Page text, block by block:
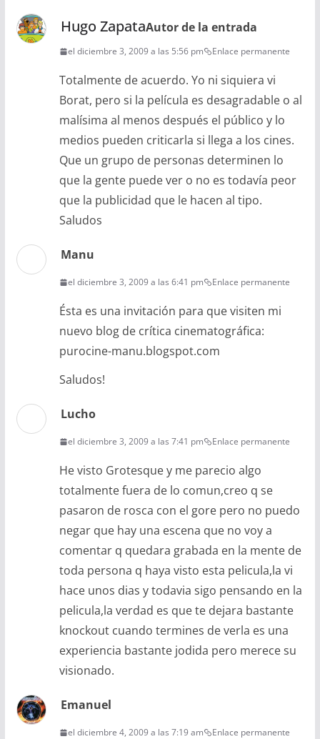
Hugo ZapataAutor de la entrada
el diciembre 3, 2009 a las 5:56 pm Enlace permanente
Totalmente de acuerdo. Yo ni siquiera vi
Borat, pero si la película es desagradable o al
malísima al menos después el público y lo
medios pueden criticarla si llega a los cines.
Que un grupo de personas determinen lo
que la gente puede ver o no es todavía peor
que la publicidad que le hacen al tipo.
Saludos
Manu
el diciembre 3, 2009 a las 6:41 pm Enlace permanente
Ésta es una invitación para que visiten mi
nuevo blog de crítica cinematográfica:
purocine-manu.blogspot.com
Saludos!
Lucho
el diciembre 3, 2009 a las 7:41 pm Enlace permanente
He visto Grotesque y me parecio algo
totalmente fuera de lo comun,creo q se
pasaron de rosca con el gore pero no puedo
negar que hay una escena que no voy a
comentar q quedara grabada en la mente de
toda persona q haya visto esta pelicula,la vi
hace unos dias y todavia sigo pensando en la
pelicula,la verdad es que te dejara bastante
knockout cuando termines de verla es una
experiencia bastante jodida pero merece su
visionado.
Emanuel
el diciembre 4, 2009 a las 7:19 am Enlace permanente